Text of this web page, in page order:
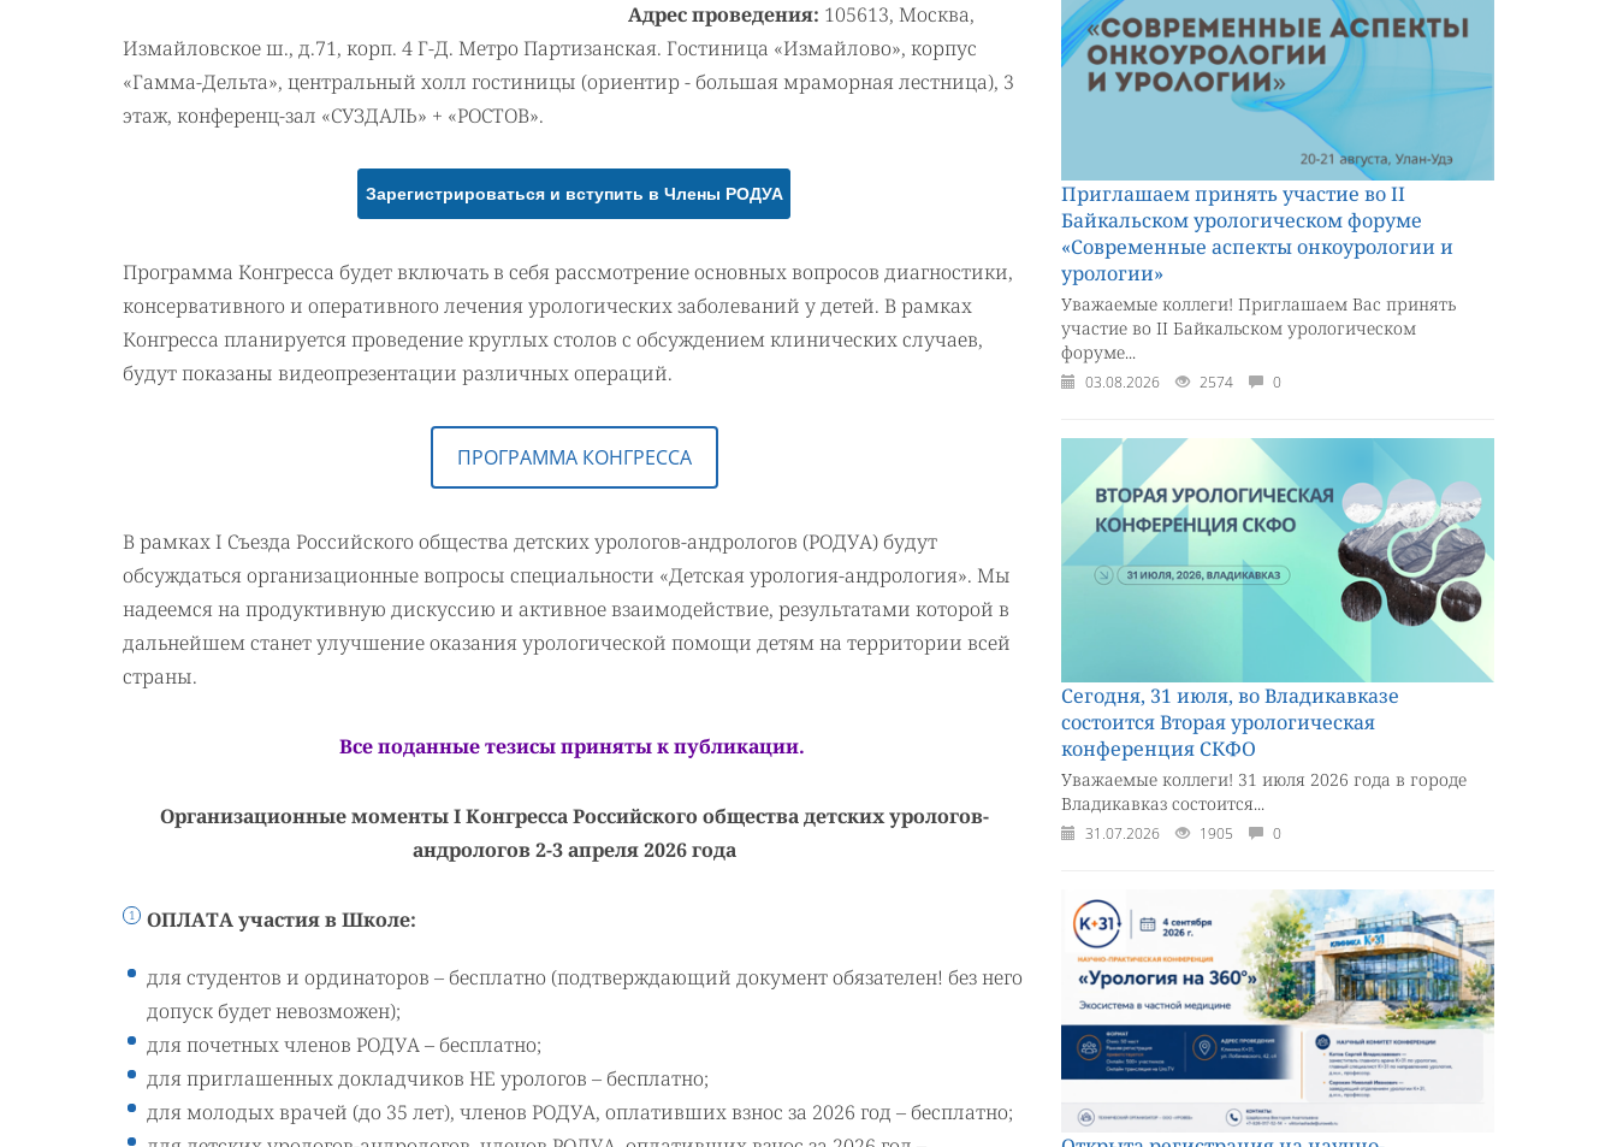
Адрес проведения: 105613, Москва,
Измайловское ш., д.71, корп. 4 Г-Д. Метро Партизанская. Гостиница «Измайлово», корпус
«Гамма-Дельта», центральный холл гостиницы (ориентир - большая мраморная лестница), 3
этаж, конференц-зал «СУЗДАЛЬ» + «РОСТОВ».
Зарегистрироваться и вступить в Члены РОДУА
Программа Конгресса будет включать в себя рассмотрение основных вопросов диагностики,
консервативного и оперативного лечения урологических заболеваний у детей. В рамках
Конгресса планируется проведение круглых столов с обсуждением клинических случаев,
будут показаны видеопрезентации различных операций.
ПРОГРАММА КОНГРЕССА
В рамках I Съезда Российского общества детских урологов-андрологов (РОДУА) будут
обсуждаться организационные вопросы специальности «Детская урология-андрология». Мы
надеемся на продуктивную дискуссию и активное взаимодействие, результатами которой в
дальнейшем станет улучшение оказания урологической помощи детям на территории всей
страны.
Все поданные тезисы приняты к публикации.
Организационные моменты I Конгресса Российского общества детских урологов-
андрологов 2-3 апреля 2026 года
ОПЛАТА участия в Школе:
для студентов и ординаторов – бесплатно (подтверждающий документ обязателен! без него
допуск будет невозможен);
для почетных членов РОДУА – бесплатно;
для приглашенных докладчиков НЕ урологов – бесплатно;
для молодых врачей (до 35 лет), членов РОДУА, оплативших взнос за 2026 год – бесплатно;
Приглашаем принять участие во II
Байкальском урологическом форуме
«Современные аспекты онкоурологии и
урологии»
Уважаемые коллеги! Приглашаем Вас принять
участие во II Байкальском урологическом
форуме...
03.08.2026 2574 0
Сегодня, 31 июля, во Владикавказе
состоится Вторая урологическая
конференция СКФО
Уважаемые коллеги! 31 июля 2026 года в городе
Владикавказ состоится...
31.07.2026 1905 0